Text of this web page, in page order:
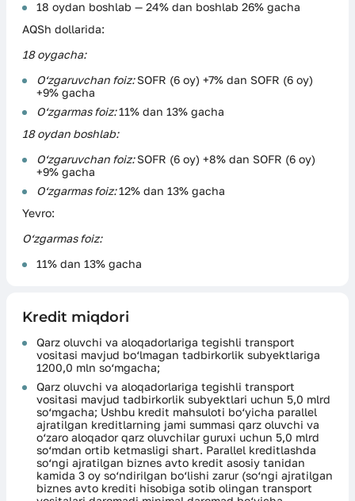
18 oydan boshlab — 24% dan boshlab 26% gacha
AQSh dollarida:
18 oygacha:
O‘zgaruvchan foiz:SOFR (6 oy) +7% dan SOFR (6 oy)
+9% gacha
O‘zgarmas foiz:11% dan 13% gacha
18 oydan boshlab:
O‘zgaruvchan foiz:SOFR (6 oy) +8% dan SOFR (6 oy)
+9% gacha
O‘zgarmas foiz:12% dan 13% gacha
Yevro:
O‘zgarmas foiz:
11% dan 13% gacha
Kredit miqdori
Qarz oluvchi va aloqadorlariga tegishli transport
vositasi mavjud bo‘lmagan tadbirkorlik subyektlariga
1200,0 mln so‘mgacha;
Qarz oluvchi va aloqadorlariga tegishli transport
vositasi mavjud tadbirkorlik subyektlari uchun 5,0 mlrd
so‘mgacha; Ushbu kredit mahsuloti bo‘yicha parallel
ajratilgan kreditlarning jami summasi qarz oluvchi va
o‘zaro aloqador qarz oluvchilar guruxi uchun 5,0 mlrd
so‘mdan ortib ketmasligi shart. Parallel kreditlashda
so‘ngi ajratilgan biznes avto kredit asosiy tanidan
kamida 3 oy so‘ndirilgan bo‘lishi zarur (so‘ngi ajratilgan
biznes avto krediti hisobiga sotib olingan transport